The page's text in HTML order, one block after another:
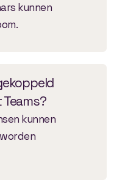
kunnen
kunnen